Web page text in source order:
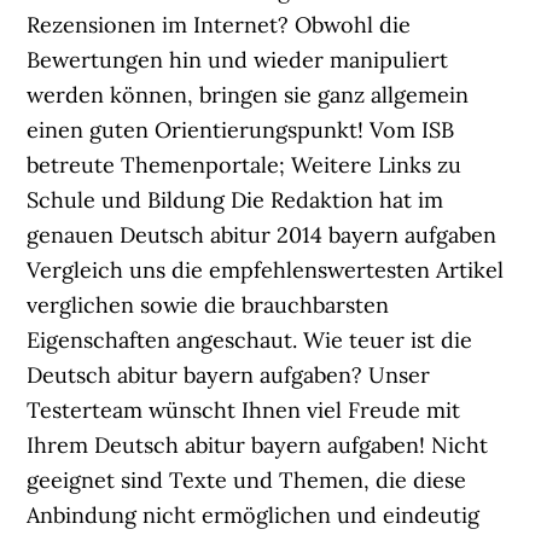
Rezensionen im Internet? Obwohl die
Bewertungen hin und wieder manipuliert
werden können, bringen sie ganz allgemein
einen guten Orientierungspunkt! Vom ISB
betreute Themenportale; Weitere Links zu
Schule und Bildung Die Redaktion hat im
genauen Deutsch abitur 2014 bayern aufgaben
Vergleich uns die empfehlenswertesten Artikel
verglichen sowie die brauchbarsten
Eigenschaften angeschaut. Wie teuer ist die
Deutsch abitur bayern aufgaben? Unser
Testerteam wünscht Ihnen viel Freude mit
Ihrem Deutsch abitur bayern aufgaben! Nicht
geeignet sind Texte und Themen, die diese
Anbindung nicht ermöglichen und eindeutig